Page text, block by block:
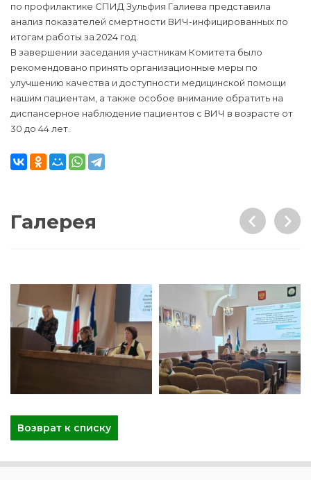
по профилактике СПИД Зульфия Галиева представила
анализ показателей смертности ВИЧ-инфицированных по
итогам работы за 2024 год.
В завершении заседания участникам Комитета было
рекомендовано принять организационные меры по
улучшению качества и доступности медицинской помощи
нашим пациентам, а также особое внимание обратить на
диспансерное наблюдение пациентов с ВИЧ в возрасте от
30 до 44 лет.
Галерея
Возврат к списку